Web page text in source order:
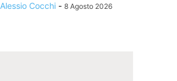
Alessio Cocchi - 8 Agosto 2026